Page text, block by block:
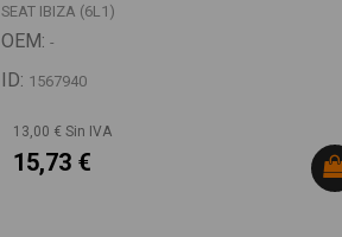
SEAT IBIZA (6L1)
OEM: -
ID: 1567940
13,00 € Sin IVA
15,73 €